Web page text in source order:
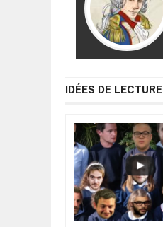
IDÉES DE LECTURE